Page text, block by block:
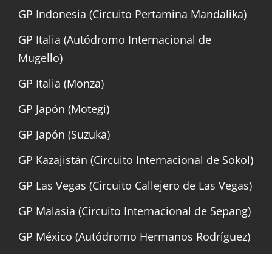
GP Indonesia (Circuito Pertamina Mandalika)
GP Italia (Autódromo Internacional de
Mugello)
GP Italia (Monza)
GP Japón (Motegi)
GP Japón (Suzuka)
GP Kazajistán (Circuito Internacional de Sokol)
GP Las Vegas (Circuito Callejero de Las Vegas)
GP Malasia (Circuito Internacional de Sepang)
GP México (Autódromo Hermanos Rodríguez)